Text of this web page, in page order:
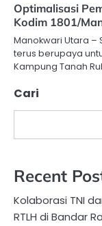
Optimalisasi
Kodim 1801/
Manokwari Utara –
terus berupaya
Kampung Tanah
Cari
Recent
Kolaborasi TNI
RTLH di Bandar